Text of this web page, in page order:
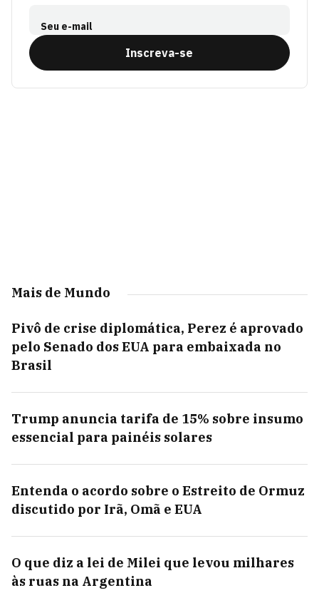
Seu e-mail
Inscreva-se
Mais de Mundo
Pivô de crise diplomática, Perez é aprovado
pelo Senado dos EUA para embaixada no
Brasil
Trump anuncia tarifa de 15% sobre insumo
essencial para painéis solares
Entenda o acordo sobre o Estreito de Ormuz
discutido por Irã, Omã e EUA
O que diz a lei de Milei que levou milhares
às ruas na Argentina